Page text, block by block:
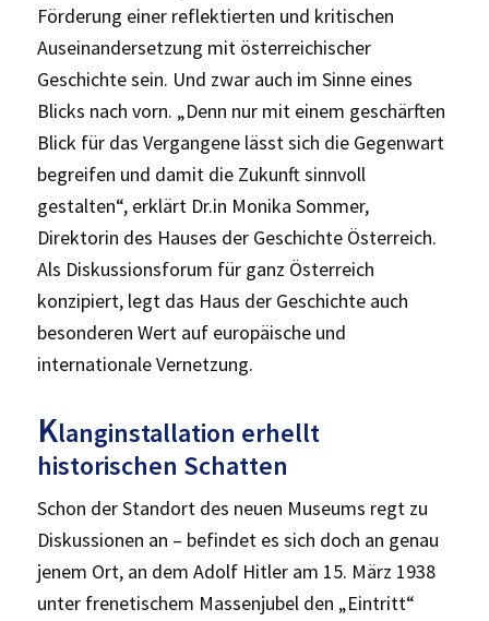
Förderung einer reflektierten und kritischen
Auseinandersetzung mit österreichischer
Geschichte sein. Und zwar auch im Sinne eines
Blicks nach vorn. „Denn nur mit einem geschärften
Blick für das Vergangene lässt sich die Gegenwart
begreifen und damit die Zukunft sinnvoll
gestalten“, erklärt Dr.in Monika Sommer,
Direktorin des Hauses der Geschichte Österreich.
Als Diskussionsforum für ganz Österreich
konzipiert, legt das Haus der Geschichte auch
besonderen Wert auf europäische und
internationale Vernetzung.
Klanginstallation erhellt
historischen Schatten
Schon der Standort des neuen Museums regt zu
Diskussionen an – befindet es sich doch an genau
jenem Ort, an dem Adolf Hitler am 15. März 1938
unter frenetischem Massenjubel den „Eintritt“